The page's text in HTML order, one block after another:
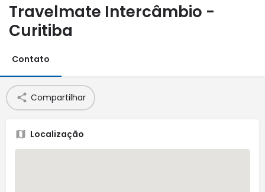
Travelmate Intercâmbio -
Curitiba
Contato
Compartilhar
Localização